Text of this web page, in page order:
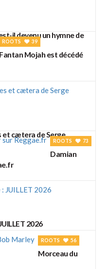
il devenu un hymne de
ROOTS 39
Fantan Mojah est décédé
et cætera de Serge
ROOTS 73
Damian
2026
ROOTS 56
Morceau du